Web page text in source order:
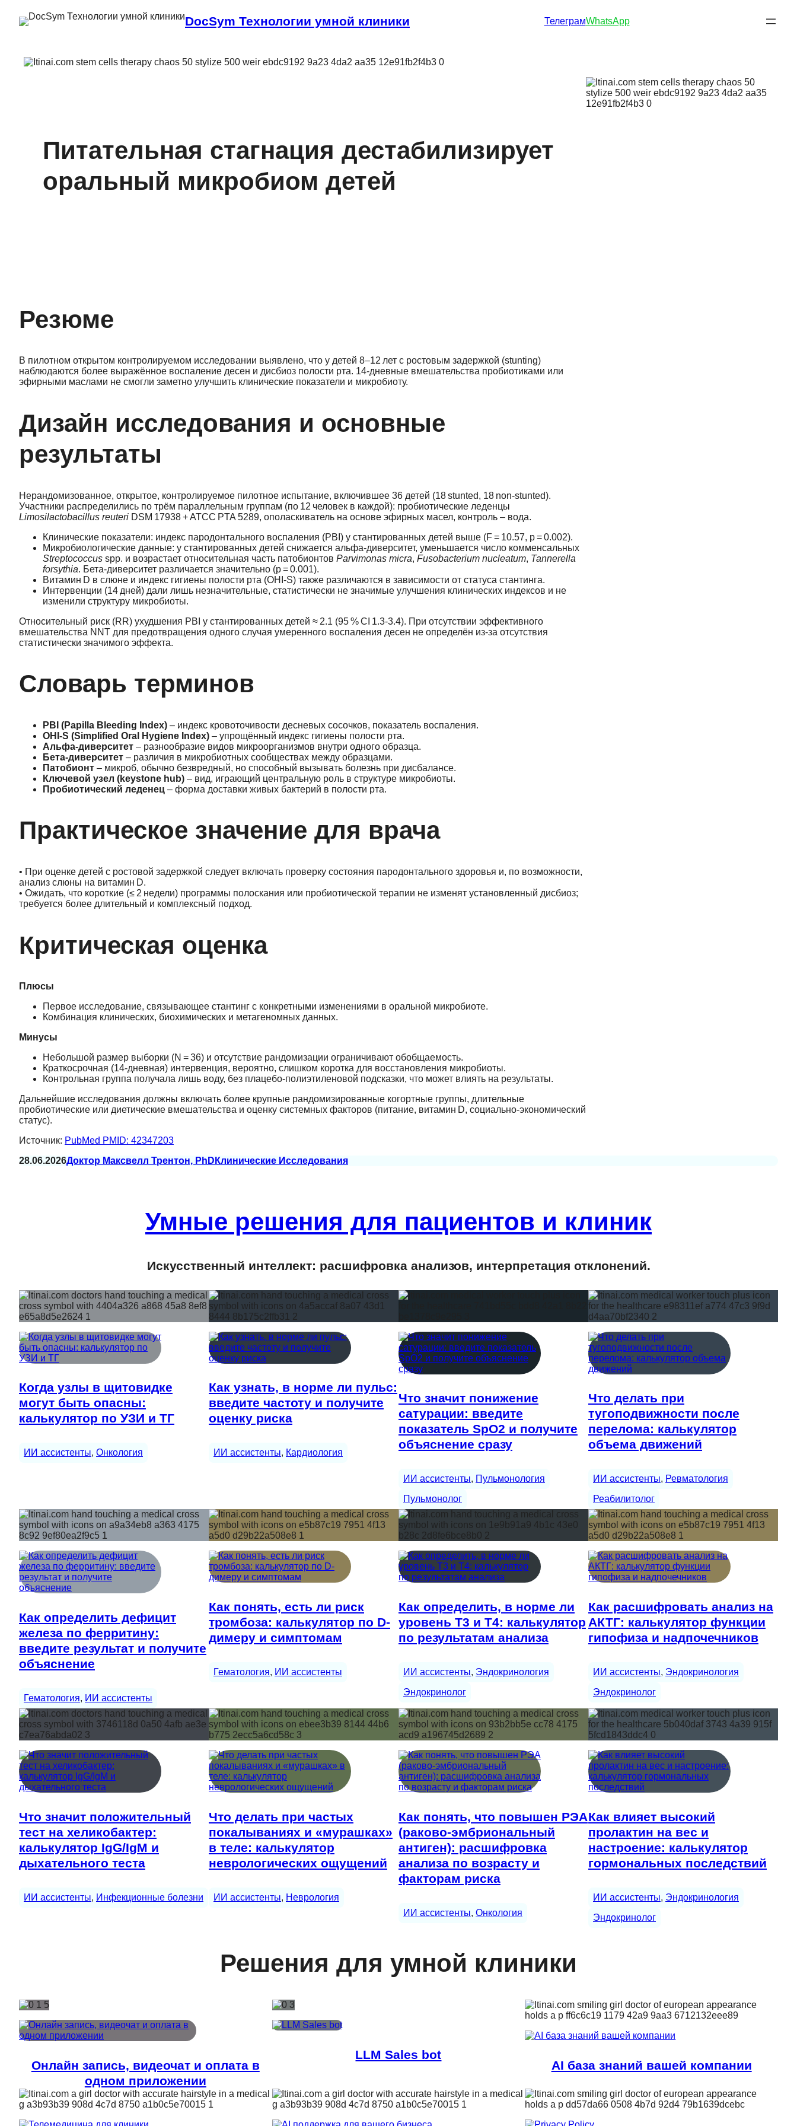
DocSym Технологии умной клиники ТелеграмWhatsApp
Питательная стагнация дестабилизирует
оральный микробиом детей
Резюме
В пилотном открытом контролируемом исследовании выявлено, что у детей 8–12 лет с ростовым задержкой (stunting)
наблюдаются более выражённое воспаление десен и дисбиоз полости рта. 14‑дневные вмешательства пробиотиками или
эфирными маслами не смогли заметно улучшить клинические показатели и микробиоту.
Дизайн исследования и основные
результаты
Нерандомизованное, открытое, контролируемое пилотное испытание, включившее 36 детей (18 stunted, 18 non‑stunted).
Участники распределились по трём параллельным группам (по 12 человек в каждой): пробиотические леденцы
Limosilactobacillus reuteri DSM 17938 + ATCC PTA 5289, ополаскиватель на основе эфирных масел, контроль – вода.
Клинические показатели: индекс пародонтального воспаления (PBI) у стантированных детей выше (F = 10.57, p = 0.002).
Микробиологические данные: у стантированных детей снижается альфа‑диверситет, уменьшается число комменсальных
Streptococcus spp. и возрастает относительная часть патобионтов Parvimonas micra, Fusobacterium nucleatum, Tannerella
forsythia. Бета‑диверситет различается значительно (p = 0.001).
Витамин D в слюне и индекс гигиены полости рта (OHI‑S) также различаются в зависимости от статуса стантинга.
Интервенции (14 дней) дали лишь незначительные, статистически не значимые улучшения клинических индексов и не
изменили структуру микробиоты.
Относительный риск (RR) ухудшения PBI у стантированных детей ≈ 2.1 (95 % CI 1.3‑3.4). При отсутствии эффективного
вмешательства NNT для предотвращения одного случая умеренного воспаления десен не определён из‑за отсутствия
статистически значимого эффекта.
Словарь терминов
PBI (Papilla Bleeding Index) – индекс кровоточивости десневых сосочков, показатель воспаления.
OHI‑S (Simplified Oral Hygiene Index) – упрощённый индекс гигиены полости рта.
Альфа‑диверситет – разнообразие видов микроорганизмов внутри одного образца.
Бета‑диверситет – различия в микробиотных сообществах между образцами.
Патобионт – микроб, обычно безвредный, но способный вызывать болезнь при дисбалансе.
Ключевой узел (keystone hub) – вид, играющий центральную роль в структуре микробиоты.
Пробиотический леденец – форма доставки живых бактерий в полости рта.
Практическое значение для врача
• При оценке детей с ростовой задержкой следует включать проверку состояния пародонтального здоровья и, по возможности,
анализ слюны на витамин D.
• Ожидать, что короткие (≤ 2 недели) программы полоскания или пробиотической терапии не изменят установленный дисбиоз;
требуется более длительный и комплексный подход.
Критическая оценка
Плюсы
Первое исследование, связывающее стантинг с конкретными изменениями в оральной микробиоте.
Комбинация клинических, биохимических и метагеномных данных.
Минусы
Небольшой размер выборки (N = 36) и отсутствие рандомизации ограничивают обобщаемость.
Краткосрочная (14‑дневная) интервенция, вероятно, слишком коротка для восстановления микробиоты.
Контрольная группа получала лишь воду, без плацебо‑полиэтиленовой подсказки, что может влиять на результаты.
Дальнейшие исследования должны включать более крупные рандомизированные когортные группы, длительные
пробиотические или диетические вмешательства и оценку системных факторов (питание, витамин D, социально-экономический
статус).
Источник: PubMed PMID: 42347203
28.06.2026Доктор Максвелл Трентон, PhD Клинические Исследования
Умные решения для пациентов и клиник
Искусственный интеллект: расшифровка анализов, интерпретация отклонений.
Когда узлы в щитовидке
могут быть опасны:
калькулятор по УЗИ и ТГ
ИИ ассистенты, Онкология
Как узнать, в норме ли пульс:
введите частоту и получите
оценку риска
ИИ ассистенты, Кардиология
Что значит понижение
сатурации: введите
показатель SpO2 и получите
объяснение сразу
ИИ ассистенты, Пульмонология
Пульмонолог
Что делать при
тугоподвижности после
перелома: калькулятор
объема движений
ИИ ассистенты, Ревматология
Реабилитолог
Как определить дефицит
железа по ферритину:
введите результат и получите
объяснение
Гематология, ИИ ассистенты
Как понять, есть ли риск
тромбоза: калькулятор по D-
димеру и симптомам
Гематология, ИИ ассистенты
Как определить, в норме ли
уровень Т3 и Т4: калькулятор
по результатам анализа
ИИ ассистенты, Эндокринология
Эндокринолог
Как расшифровать анализ на
АКТГ: калькулятор функции
гипофиза и надпочечников
ИИ ассистенты, Эндокринология
Эндокринолог
Что значит положительный
тест на хеликобактер:
калькулятор IgG/IgM и
дыхательного теста
ИИ ассистенты, Инфекционные болезни
Что делать при частых
покалываниях и «мурашках»
в теле: калькулятор
неврологических ощущений
ИИ ассистенты, Неврология
Как понять, что повышен РЭА
(раково-эмбриональный
антиген): расшифровка
анализа по возрасту и
факторам риска
ИИ ассистенты, Онкология
Как влияет высокий
пролактин на вес и
настроение: калькулятор
гормональных последствий
ИИ ассистенты, Эндокринология
Эндокринолог
Решения для умной клиники
Онлайн запись, видеочат и оплата в
одном приложении
LLM Sales bot
AI база знаний вашей компании